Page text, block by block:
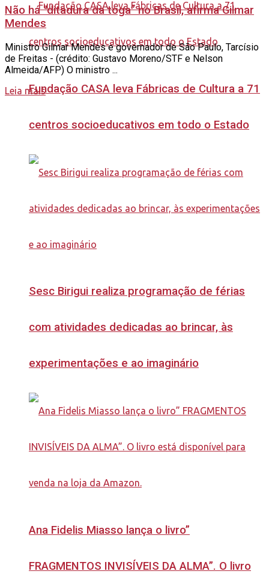
Fundação CASA leva Fábricas de Cultura a 71
centros socioeducativos em todo o Estado
Sesc Birigui realiza programação de férias
com atividades dedicadas ao brincar, às
experimentações e ao imaginário
Ana Fidelis Miasso lança o livro”
FRAGMENTOS INVISÍVEIS DA ALMA”. O livro
Não há “ditadura da toga” no Brasil, afirma Gilmar
Mendes
Ministro Gilmar Mendes e governador de São Paulo, Tarcísio
de Freitas - (crédito: Gustavo Moreno/STF e Nelson
Almeida/AFP) O ministro ...
Leia mais